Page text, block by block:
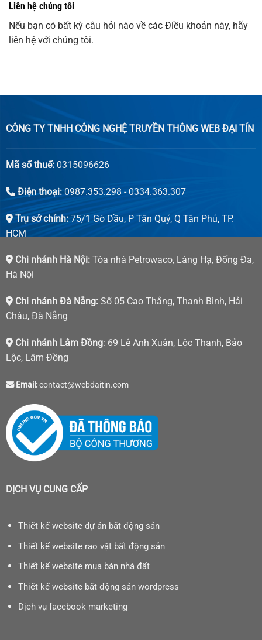
Liên hệ chúng tôi
Nếu bạn có bất kỳ câu hỏi nào về các Điều khoản này, hãy
liên hệ với chúng tôi.
CÔNG TY TNHH CÔNG NGHỆ TRUYỀN THÔNG WEB ĐẠI TÍN
Mã số thuế:0315096626
Điện thoại:0987.353.298 - 0334.363.307
Trụ sở chính:75/1 Gò Dầu, P Tân Quý, Q Tân Phú, TP.
HCM
Chi nhánh Hà Nội:Tòa nhà Petrowaco, Láng Hạ, Đống Đa,
Hà Nội
Chi nhánh Đà Nẵng:Số 05 Cao Thắng, Thanh Bình, Hải
Châu, Đà Nẵng
Chi nhánh Lâm Đồng: 69 Lê Anh Xuân, Lộc Thanh, Bảo
Lộc, Lâm Đồng
Email:contact@webdaitin.com
DỊCH VỤ CUNG CẤP
Thiết kế website dự án bất động sản
Thiết kế website rao vặt bất động sản
Thiết kế website mua bán nhà đất
Thiết kế website bất động sản wordpress
Dịch vụ facebook marketing